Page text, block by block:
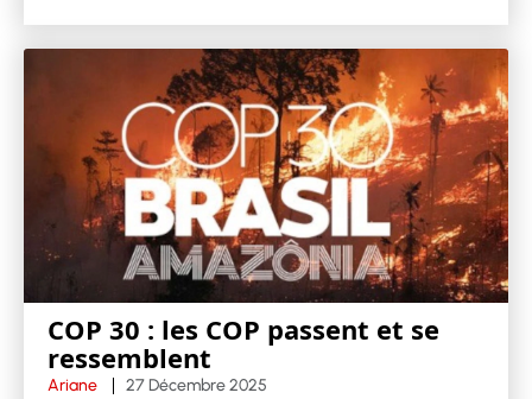
COP 30 : les COP passent et se
ressemblent
Ariane 27 Décembre 2025